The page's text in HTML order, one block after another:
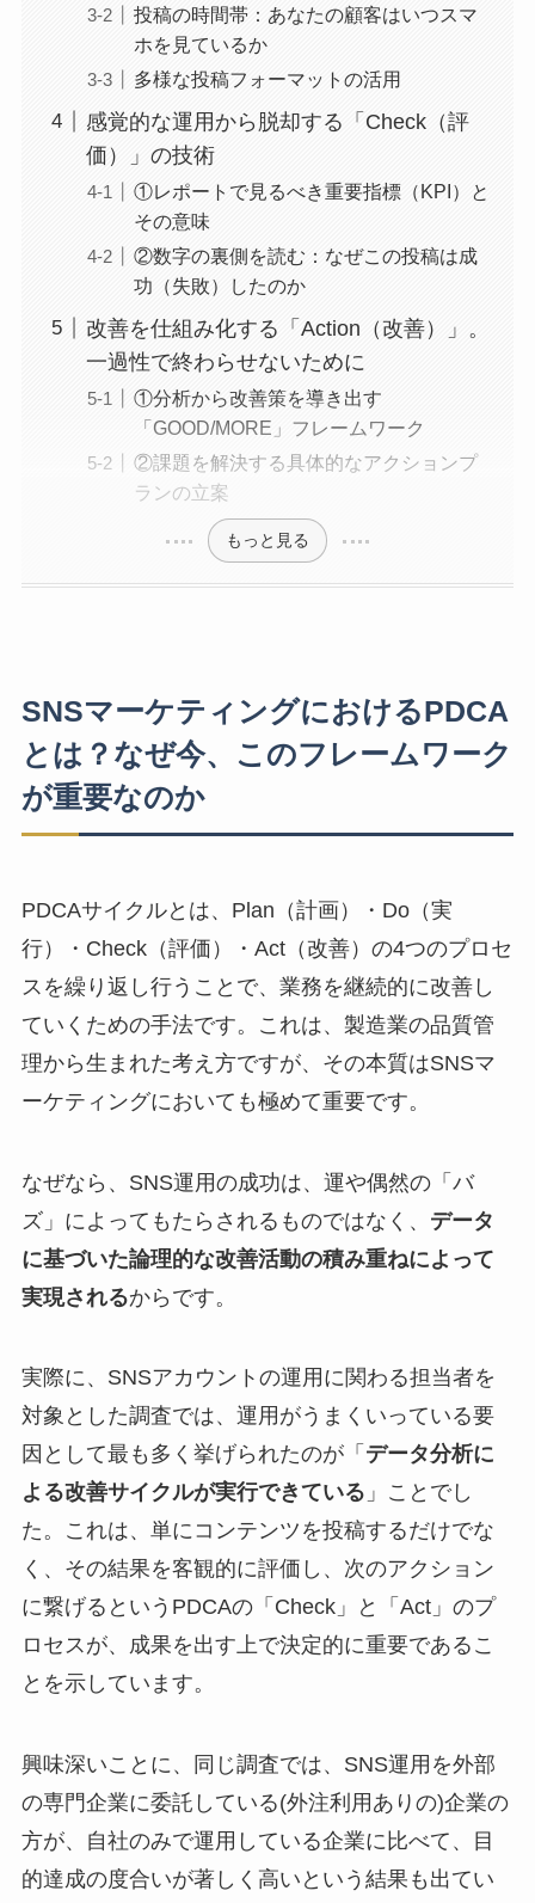
投稿の時間帯：あなたの顧客はいつスマ
ホを見ているか
多様な投稿フォーマットの活用
感覚的な運用から脱却する「Check（評
価）」の技術
①レポートで見るべき重要指標（KPI）と
その意味
②数字の裏側を読む：なぜこの投稿は成
功（失敗）したのか
改善を仕組み化する「Action（改善）」。
一過性で終わらせないために
①分析から改善策を導き出す
「GOOD/MORE」フレームワーク
②課題を解決する具体的なアクションプ
ランの立案
もっと見る
SNSマーケティングにおけるPDCA
とは？なぜ今、このフレームワーク
が重要なのか
PDCAサイクルとは、Plan（計画）・Do（実
行）・Check（評価）・Act（改善）の4つのプロセ
スを繰り返し行うことで、業務を継続的に改善し
ていくための手法です。これは、製造業の品質管
理から生まれた考え方ですが、その本質はSNSマ
ーケティングにおいても極めて重要です。
なぜなら、SNS運用の成功は、運や偶然の「バ
ズ」によってもたらされるものではなく、 データ
に基づいた論理的な改善活動の積み重ねによって
実現されるからです。
実際に、SNSアカウントの運用に関わる担当者を
対象とした調査では、運用がうまくいっている要
因として最も多く挙げられたのが「 データ分析に
よる改善サイクルが実行できている 」ことでし
た。これは、単にコンテンツを投稿するだけでな
く、その結果を客観的に評価し、次のアクション
に繋げるというPDCAの「Check」と「Act」のプ
ロセスが、成果を出す上で決定的に重要であるこ
とを示しています。
興味深いことに、同じ調査では、SNS運用を外部
の専門企業に委託している(外注利用ありの)企業の
方が、自社のみで運用している企業に比べて、目
的達成の度合いが著しく高いという結果も出てい